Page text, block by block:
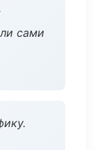
сами